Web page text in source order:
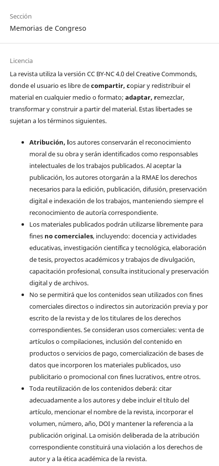
Sección
Memorias de Congreso
Licencia
La revista utiliza la versión CC BY-NC 4.0 del Creative Commonds,
donde el usuario es libre decompartir, copiar y redistribuir el
material en cualquier medio o formato; adaptar, remezclar,
transformar y construir a partir del material. Estas libertades se
sujetan a los términos siguientes.
Atribución, los autores conservarán el reconocimiento
moral de su obra y serán identificados como responsables
intelectuales de los trabajos publicados. Al aceptar la
publicación, los autores otorgarán a la RMAE los derechos
necesarios para la edición, publicación, difusión, preservación
digital e indexación de los trabajos, manteniendo siempre el
reconocimiento de autoría correspondiente.
Los materiales publicados podrán utilizarse libremente para
fines no comerciales, incluyendo: docencia y actividades
educativas, investigación científica y tecnológica, elaboración
de tesis, proyectos académicos y trabajos de divulgación,
capacitación profesional, consulta institucional y preservación
digital y de archivos.
No se permitirá que los contenidos sean utilizados con fines
comerciales directos o indirectos sin autorización previa y por
escrito de la revista y de los titulares de los derechos
correspondientes. Se consideran usos comerciales: venta de
artículos o compilaciones, inclusión del contenido en
productos o servicios de pago, comercialización de bases de
datos que incorporen los materiales publicados, uso
publicitario o promocional con fines lucrativos, entre otros.
Toda reutilización de los contenidos deberá: citar
adecuadamente a los autores y debe incluir el título del
artículo, mencionar el nombre de la revista, incorporar el
volumen, número, año, DOI y mantener la referencia a la
publicación original. La omisión deliberada de la atribución
correspondiente constituirá una violación a los derechos de
autor y a la ética académica de la revista.